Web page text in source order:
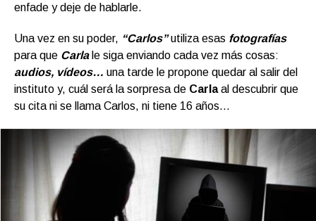
enfade y deje de hablarle.
Una vez en su poder, “Carlos”utiliza esas fotografías
para que Carlale siga enviando cada vez más cosas:
audios, vídeos… una tarde le propone quedar al salir del
instituto y, cuál será la sorpresa de Carlaal descubrir que
su cita ni se llama Carlos, ni tiene 16 años…